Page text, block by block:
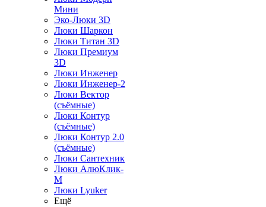
Мини
Эко-Люки 3D
Люки Шаркон
Люки Титан 3D
Люки Премиум
3D
Люки Инженер
Люки Инженер-2
Люки Вектор
(съёмные)
Люки Контур
(съёмные)
Люки Контур 2.0
(съёмные)
Люки Сантехник
Люки АлюКлик-
М
Люки Lyuker
Ещё